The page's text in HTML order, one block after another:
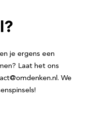
je ergens een
Laat het ons
We